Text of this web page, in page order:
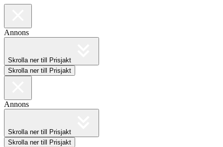
Annons
Skrolla ner till Prisjakt
Skrolla ner till Prisjakt
Annons
Skrolla ner till Prisjakt
Skrolla ner till Prisjakt